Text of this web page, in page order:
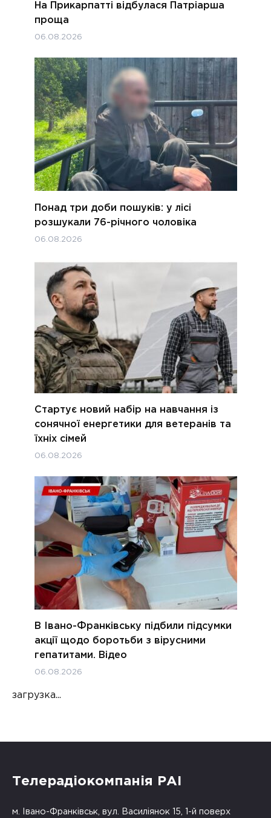
На Прикарпатті відбулася Патріарша
проща
06.08.2026
Понад три доби пошуків: у лісі
розшукали 76-річного чоловіка
06.08.2026
Стартує новий набір на навчання із
сонячної енергетики для ветеранів та
їхніх сімей
06.08.2026
В Івано-Франківську підбили підсумки
акції щодо боротьби з вірусними
гепатитами. Відео
06.08.2026
загрузка...
Телерадіокомпанія РАІ
м. Івано-Франківськ, вул. Василіянок 15, 1-й поверх